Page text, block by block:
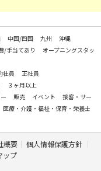
中国/四国 九州
沖縄
/手当てあり
オープニングスタッ
社員
正社員
３ヶ月以上
販売 イベント
接客・サー
医療・介護・福祉・保育・栄養士
概要
個人情報保護方針
ップ